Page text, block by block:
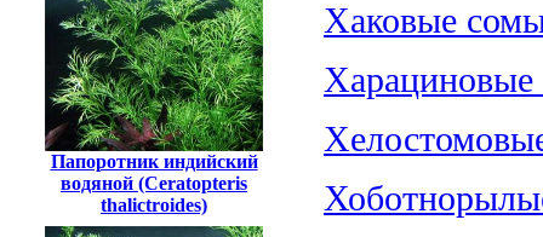
Папоротник индийский
водяной (Ceratopteris
thalictroides)
Хаковые
Харациновые